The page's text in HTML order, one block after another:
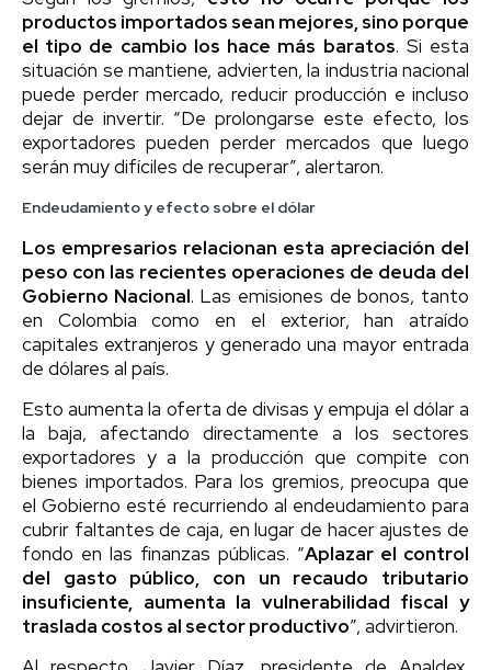
productos importados sean mejores, sino porque
el tipo de cambio los hace más baratos. Si esta
situación se mantiene, advierten, la industria nacional
puede perder mercado, reducir producción e incluso
dejar de invertir. “De prolongarse este efecto, los
exportadores pueden perder mercados que luego
serán muy difíciles de recuperar”, alertaron.
Endeudamiento y efecto sobre el dólar
Los empresarios relacionan esta apreciación del
peso con las recientes operaciones de deuda del
Gobierno Nacional. Las emisiones de bonos, tanto
en Colombia como en el exterior, han atraído
capitales extranjeros y generado una mayor entrada
de dólares al país.
Esto aumenta la oferta de divisas y empuja el dólar a
la baja, afectando directamente a los sectores
exportadores y a la producción que compite con
bienes importados. Para los gremios, preocupa que
el Gobierno esté recurriendo al endeudamiento para
cubrir faltantes de caja, en lugar de hacer ajustes de
fondo en las finanzas públicas. “Aplazar el control
del gasto público, con un recaudo tributario
insuficiente, aumenta la vulnerabilidad fiscal y
traslada costos al sector productivo”, advirtieron.